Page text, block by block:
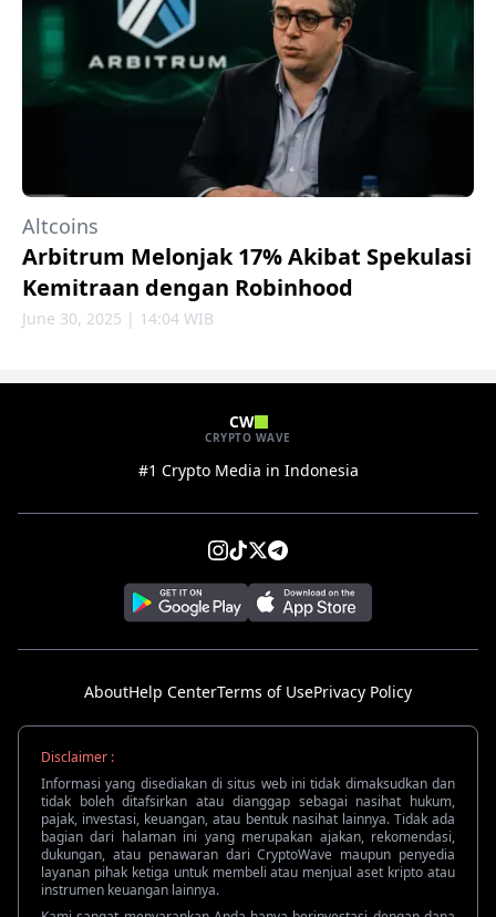
Altcoins
Arbitrum Melonjak 17% Akibat Spekulasi
Kemitraan dengan Robinhood
June 30, 2025 | 14:04 WIB
CW
CRYPTO WAVE
#1 Crypto Media in Indonesia
AboutHelp CenterTerms of UsePrivacy Policy
Disclaimer :
Informasi yang disediakan di situs web ini tidak dimaksudkan dan
tidak boleh ditafsirkan atau dianggap sebagai nasihat hukum,
pajak, investasi, keuangan, atau bentuk nasihat lainnya. Tidak ada
bagian dari halaman ini yang merupakan ajakan, rekomendasi,
dukungan, atau penawaran dari CryptoWave maupun penyedia
layanan pihak ketiga untuk membeli atau menjual aset kripto atau
instrumen keuangan lainnya.